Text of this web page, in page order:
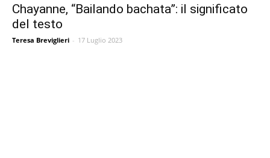
Chayanne, “Bailando bachata”: il significato
del testo
Teresa Breviglieri - 17 Luglio 2023